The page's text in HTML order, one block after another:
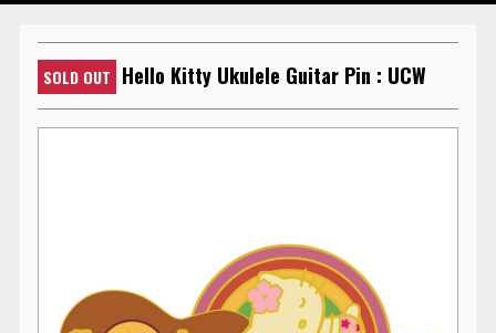
SOLD OUT Hello Kitty Ukulele Guitar Pin : UCW